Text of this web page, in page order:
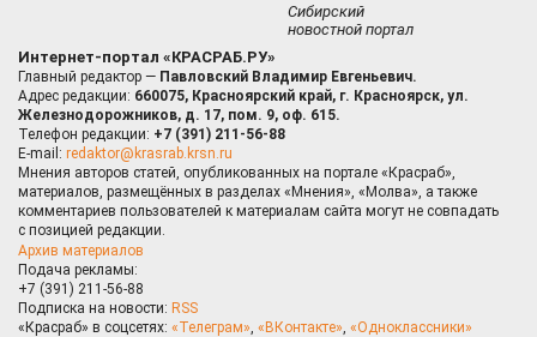
Сибирский
новостной портал
Интернет-портал «КРАСРАБ.РУ»
Главный редактор — Павловский Владимир Евгеньевич.
Адрес редакции: 660075, Красноярский край, г. Красноярск, ул.
Железнодорожников, д. 17, пом. 9, оф. 615.
Телефон редакции: +7 (391) 211-56-88
E-mail: redaktor@krasrab.krsn.ru
Мнения авторов статей, опубликованных на портале «Красраб»,
материалов, размещённых в разделах «Мнения», «Молва», а также
комментариев пользователей к материалам сайта могут не совпадать
с позицией редакции.
Архив материалов
Подача рекламы:
+7 (391) 211-56-88
Подписка на новости: RSS
«Красраб» в соцсетях: «Телеграм», «ВКонтакте», «Одноклассники»